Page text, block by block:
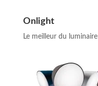
Onlight
Le meilleur du luminaire